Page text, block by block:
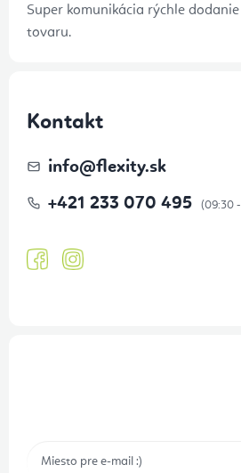
Super komunikácia rýchle
tovaru.
Kontakt
info@flexity.sk
+421 233 070 495